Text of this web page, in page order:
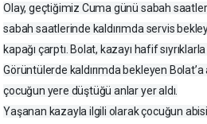
Olay, geçtiğimiz Cuma günü sabah
sabah saatlerinde kaldırımda servis
kapağı çarptı. Bolat, kazayı hafif
Görüntülerde kaldırımda bekleyen
çocuğun yere düştüğü anlar yer aldı.
Yaşanan kazayla ilgili olarak çocuğun